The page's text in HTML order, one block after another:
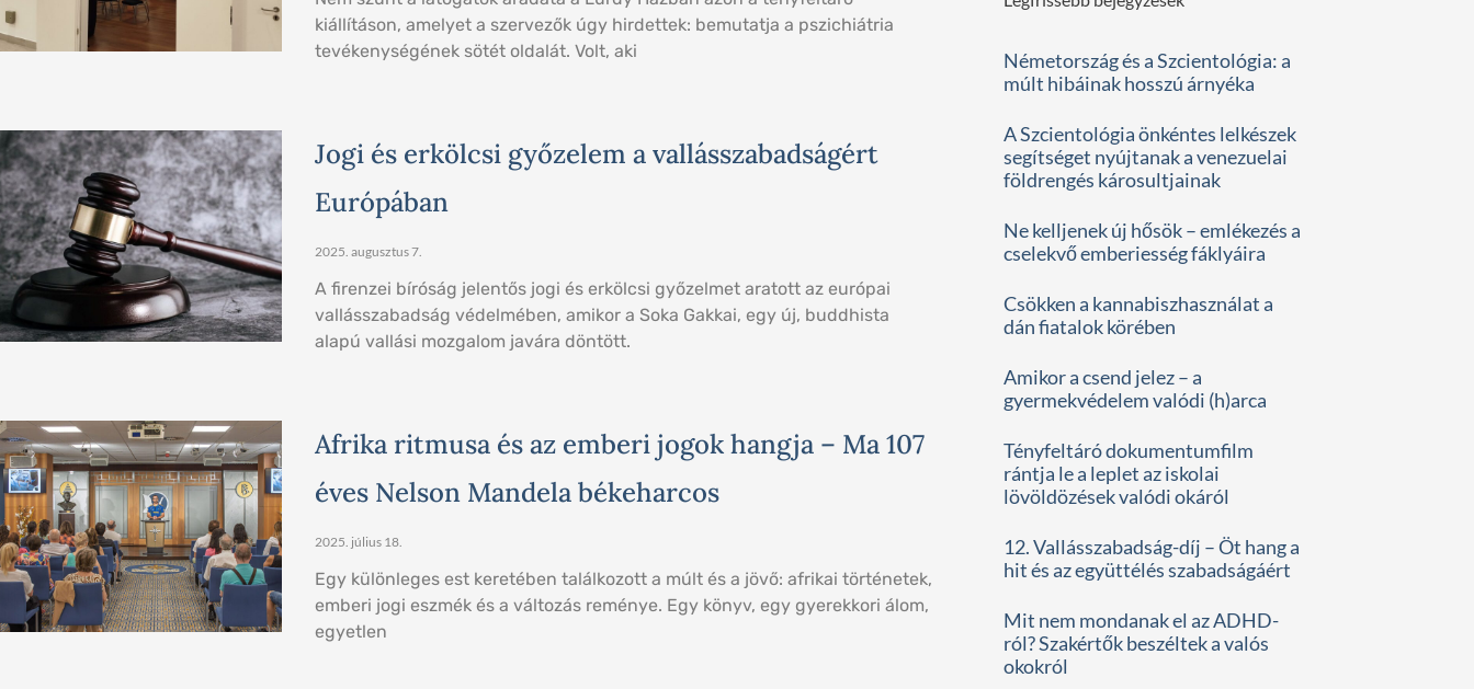
kiállításon, amelyet a szervezők úgy hirdettek: bemutatja a pszichiátria
tevékenységének sötét oldalát. Volt, aki
Jogi és erkölcsi győzelem a vallásszabadságért
Európában
2025. augusztus 7.
A firenzei bíróság jelentős jogi és erkölcsi győzelmet aratott az európai
vallásszabadság védelmében, amikor a Soka Gakkai, egy új, buddhista
alapú vallási mozgalom javára döntött.
Afrika ritmusa és az emberi jogok hangja – Ma 107
éves Nelson Mandela békeharcos
2025. július 18.
Egy különleges est keretében találkozott a múlt és a jövő: afrikai történetek,
emberi jogi eszmék és a változás reménye. Egy könyv, egy gyerekkori álom,
egyetlen
Németország és a Szcientológia: a
múlt hibáinak hosszú árnyéka
A Szcientológia önkéntes lelkészek
segítséget nyújtanak a venezuelai
földrengés károsultjainak
Ne kelljenek új hősök – emlékezés a
cselekvő emberiesség fáklyáira
Csökken a kannabiszhasználat a
dán fiatalok körében
Amikor a csend jelez – a
gyermekvédelem valódi (h)arca
Tényfeltáró dokumentumfilm
rántja le a leplet az iskolai
lövöldözések valódi okáról
12. Vallásszabadság-díj – Öt hang a
hit és az együttélés szabadságáért
Mit nem mondanak el az ADHD-
ról? Szakértők beszéltek a valós
okokról